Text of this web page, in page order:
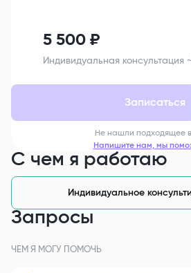
5 500 ₽
Индивидуальная консультация
Записаться
Не нашли подходящее
Напишите нам, мы
С чем я работаю
Индивидуальное
Запросы
ЧЕМ Я МОГУ ПОМОЧЬ